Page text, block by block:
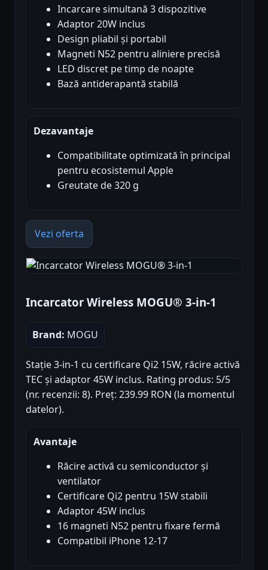
Incarcare simultană 3 dispozitive
Adaptor 20W inclus
Design pliabil și portabil
Magneti N52 pentru aliniere precisă
LED discret pe timp de noapte
Bază antiderapantă stabilă
Dezavantaje
Compatibilitate optimizată în principal
pentru ecosistemul Apple
Greutate de 320 g
Vezi oferta
Incarcator Wireless MOGU® 3-in-1
Brand: MOGU
Stație 3-in-1 cu certificare Qi2 15W, răcire activă
TEC și adaptor 45W inclus. Rating produs: 5/5
(nr. recenzii: 8). Preț: 239.99 RON (la momentul
datelor).
Avantaje
Răcire activă cu semiconductor și
ventilator
Certificare Qi2 pentru 15W stabili
Adaptor 45W inclus
16 magneti N52 pentru fixare fermă
Compatibil iPhone 12-17